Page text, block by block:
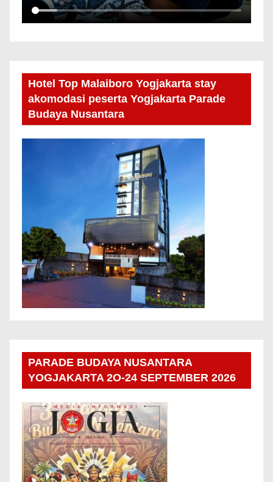
Hotel Top Malaiboro Yogjakarta stay
akomodasi peserta Yogjakarta Parade
Budaya Nusantara
PARADE BUDAYA NUSANTARA
YOGJAKARTA 2O-24 SEPTEMBER 2026